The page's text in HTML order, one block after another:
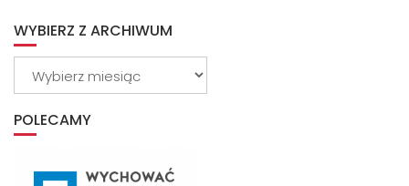
WYBIERZ Z ARCHIWUM
POLECAMY